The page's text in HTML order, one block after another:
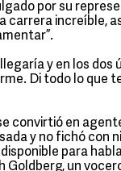
por su
carrera increíble,
y en los dos
Di todo lo que
convirtió en
y no fichó con
para
Goldberg, un